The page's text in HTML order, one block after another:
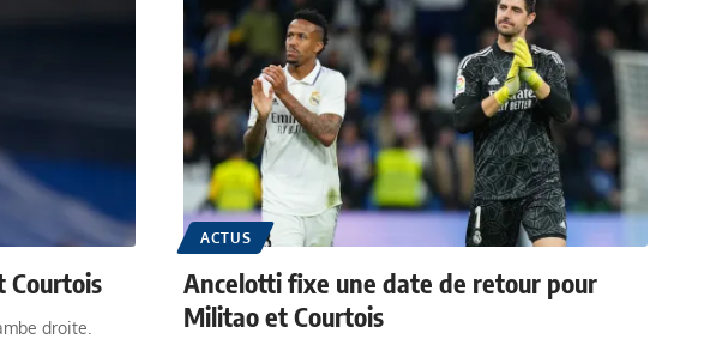
Courtois
droite.
ACTUS
Ancelotti fixe une date de retour pour
Militao et Courtois